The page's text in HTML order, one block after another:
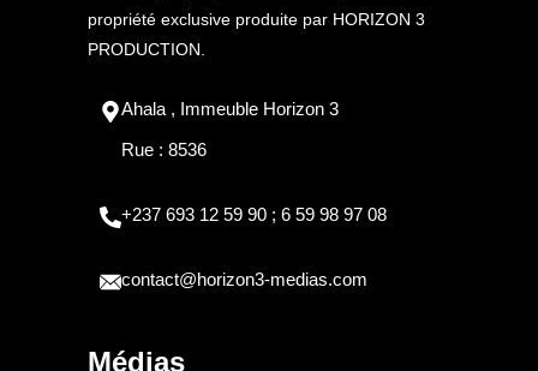
propriété exclusive produite par HORIZON 3
PRODUCTION.
Ahala , Immeuble Horizon 3
Rue : 8536
+237 693 12 59 90 ; 6 59 98 97 08
contact@horizon3-medias.com
Médias